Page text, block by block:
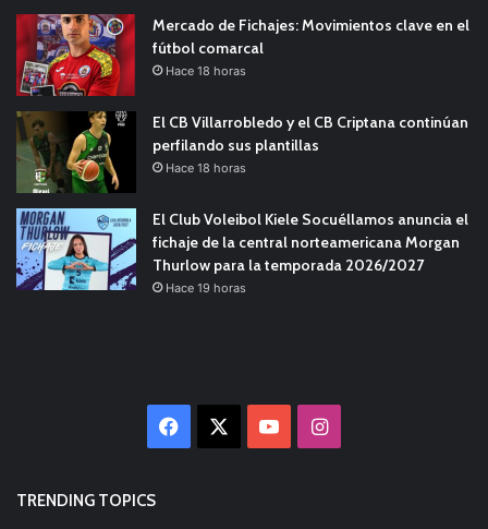
Mercado de Fichajes: Movimientos clave en el
fútbol comarcal
Hace 18 horas
El CB Villarrobledo y el CB Criptana continúan
perfilando sus plantillas
Hace 18 horas
El Club Voleibol Kiele Socuéllamos anuncia el
fichaje de la central norteamericana Morgan
Thurlow para la temporada 2026/2027
Hace 19 horas
Facebook YouTubeInstagram
TRENDING TOPICS